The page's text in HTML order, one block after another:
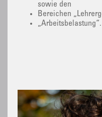
sowie den
Bereichen
„Arbeitsbelastung“.